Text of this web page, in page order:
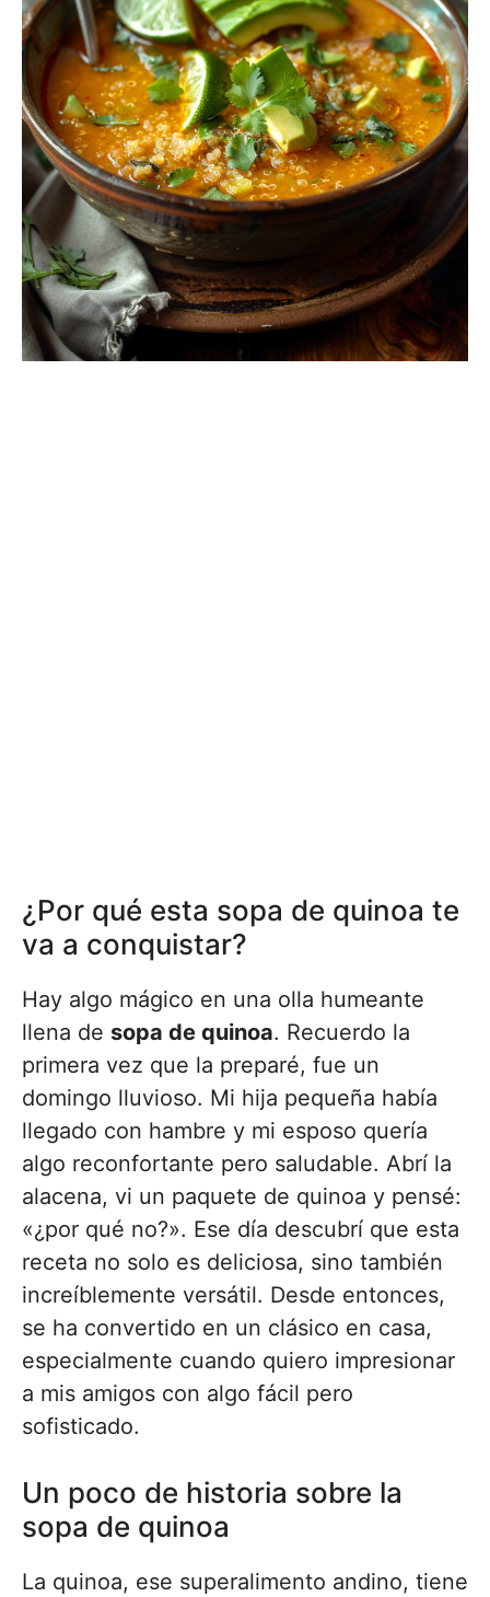
¿Por qué esta sopa de quinoa te
va a conquistar?
Hay algo mágico en una olla humeante
llena de sopa de quinoa. Recuerdo la
primera vez que la preparé, fue un
domingo lluvioso. Mi hija pequeña había
llegado con hambre y mi esposo quería
algo reconfortante pero saludable. Abrí la
alacena, vi un paquete de quinoa y pensé:
«¿por qué no?». Ese día descubrí que esta
receta no solo es deliciosa, sino también
increíblemente versátil. Desde entonces,
se ha convertido en un clásico en casa,
especialmente cuando quiero impresionar
a mis amigos con algo fácil pero
sofisticado.
Un poco de historia sobre la
sopa de quinoa
La quinoa, ese superalimento andino, tiene